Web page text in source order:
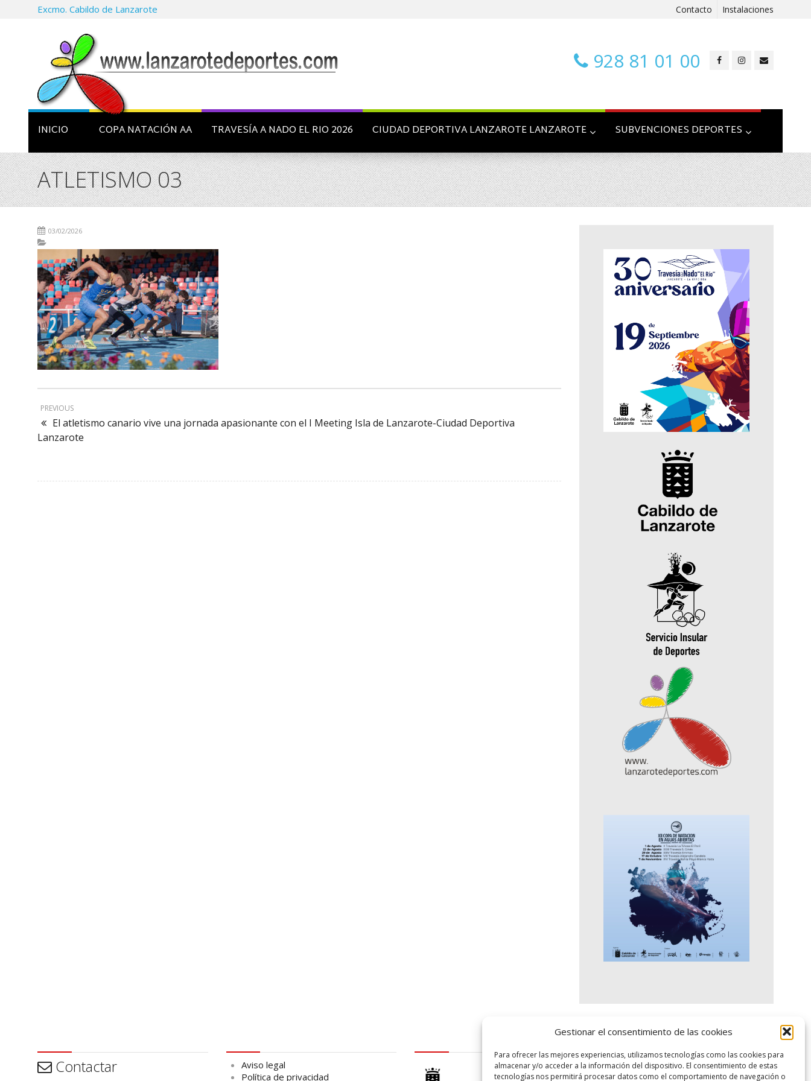
Gestionar el consentimiento de las cookies
Para ofrecer las mejores experiencias, utilizamos tecnologías como las cookies para
almacenar y/o acceder a la información del dispositivo. El consentimiento de estas
tecnologías nos permitirá procesar datos como el comportamiento de navegación o
Excmo. Cabildo de Lanzarote Contacto Instalaciones
928 81 01 00
INICIO COPA NATACIÓN AA TRAVESÍA A NADO EL RIO 2026 CIUDAD DEPORTIVA LANZAROTE LANZAROTE SUBVENCIONES DEPORTES
ATLETISMO 03
03/02/2026
PREVIOUS
El atletismo canario vive una jornada apasionante con el I Meeting Isla de Lanzarote-Ciudad Deportiva
Lanzarote
Contactar
Aviso legal
Política de privacidad
logo SID